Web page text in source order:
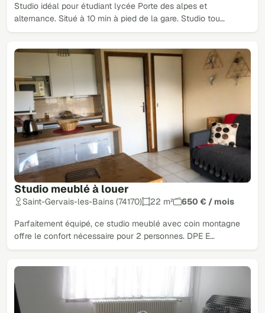
Studio idéal pour étudiant lycée Porte des alpes et
alternance. Situé à 10 min à pied de la gare. Studio tou…
Studio meublé à louer
Saint-Gervais-les-Bains (74170) 22 m² 650 € / mois
Parfaitement équipé, ce studio meublé avec coin montagne
offre le confort nécessaire pour 2 personnes. DPE E…